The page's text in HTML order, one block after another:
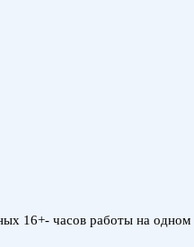
часов работы на одном